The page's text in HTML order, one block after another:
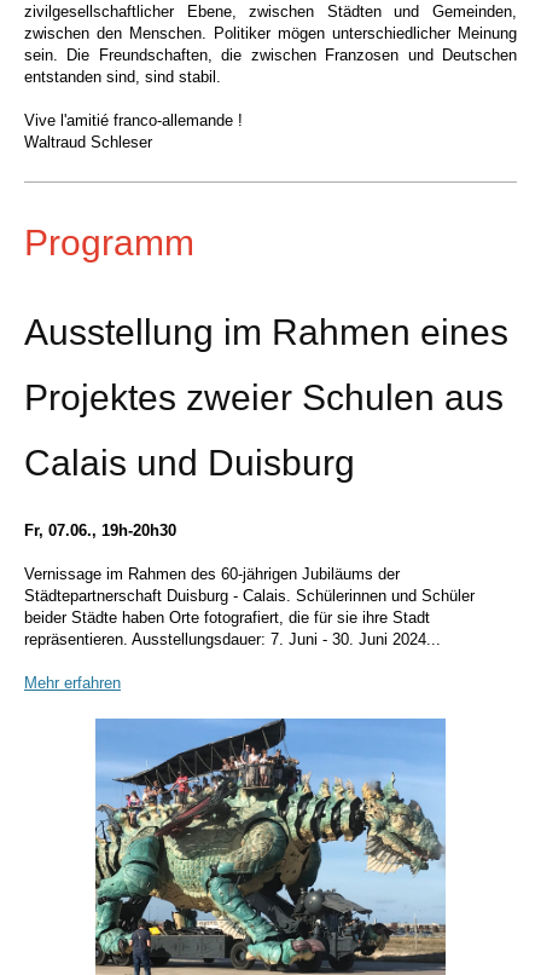
zivilgesellschaftlicher Ebene, zwischen Städten und Gemeinden,
zwischen den Menschen. Politiker mögen unterschiedlicher Meinung
sein. Die Freundschaften, die zwischen Franzosen und Deutschen
entstanden sind, sind stabil.
Vive l'amitié franco-allemande !
Waltraud Schleser
Programm
Ausstellung im Rahmen eines
Projektes zweier Schulen aus
Calais und Duisburg
Fr, 07.06., 19h-20h30
Vernissage im Rahmen des 60-jährigen Jubiläums der
Städtepartnerschaft Duisburg - Calais. Schülerinnen und Schüler
beider Städte haben Orte fotografiert, die für sie ihre Stadt
repräsentieren. Ausstellungsdauer: 7. Juni - 30. Juni 2024...
Mehr erfahren